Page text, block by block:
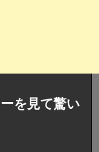
を見て驚い